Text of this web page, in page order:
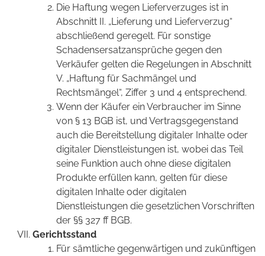
Die Haftung wegen Lieferverzuges ist in
Abschnitt II. „Lieferung und Lieferverzug“
abschließend geregelt. Für sonstige
Schadensersatzansprüche gegen den
Verkäufer gelten die Regelungen in Abschnitt
V. „Haftung für Sachmängel und
Rechtsmängel“, Ziffer 3 und 4 entsprechend.
Wenn der Käufer ein Verbraucher im Sinne
von § 13 BGB ist, und Vertragsgegenstand
auch die Bereitstellung digitaler Inhalte oder
digitaler Dienstleistungen ist, wobei das Teil
seine Funktion auch ohne diese digitalen
Produkte erfüllen kann, gelten für diese
digitalen Inhalte oder digitalen
Dienstleistungen die gesetzlichen Vorschriften
der §§ 327 ff BGB.
Gerichtsstand
Für sämtliche gegenwärtigen und zukünftigen